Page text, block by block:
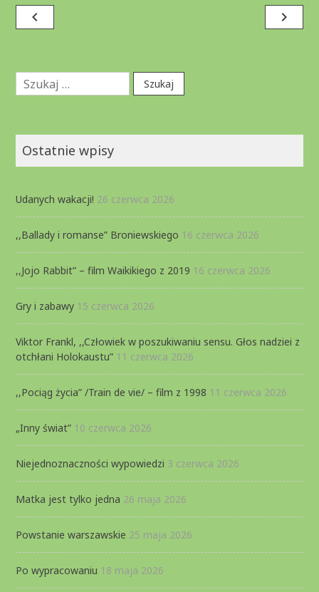
Nawigacja
wpisu
navigate_before navigate_next
Szukaj:
Ostatnie wpisy
Udanych wakacji! 26 czerwca 2026
,,Ballady i romanse” Broniewskiego 16 czerwca 2026
,,Jojo Rabbit” – film Waikikiego z 2019 16 czerwca 2026
Gry i zabawy 15 czerwca 2026
Viktor Frankl, ,,Człowiek w poszukiwaniu sensu. Głos nadziei z
otchłani Holokaustu” 11 czerwca 2026
,,Pociąg życia” /Train de vie/ – film z 1998 11 czerwca 2026
„Inny świat” 10 czerwca 2026
Niejednoznaczności wypowiedzi 3 czerwca 2026
Matka jest tylko jedna 26 maja 2026
Powstanie warszawskie 25 maja 2026
Po wypracowaniu 18 maja 2026